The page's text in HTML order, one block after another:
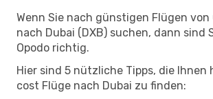
Wenn Sie nach günstigen Flügen von
nach Dubai (DXB) suchen, dann sind
Opodo richtig.
Hier sind 5 nützliche Tipps, die Ihnen
cost Flüge nach Dubai zu finden: